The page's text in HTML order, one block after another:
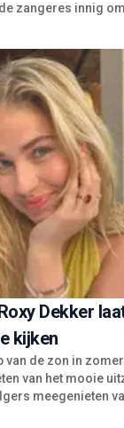
zangeres innig
Dekker
kijken
van de zon in
van het mooie
meegenieten